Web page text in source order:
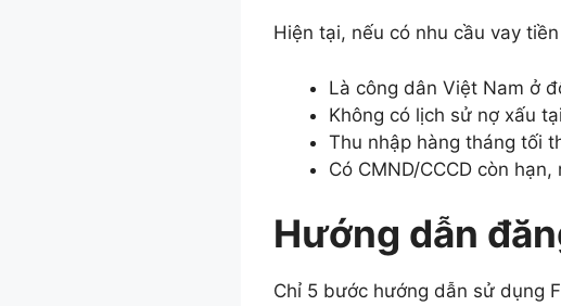
Hiện tại, nếu có nhu cầu vay
Là công dân Việt Nam ở
Không có lịch sử nợ xấu
Thu nhập hàng tháng tối
Có CMND/CCCD còn
Hướng dẫn
Chỉ 5 bước hướng dẫn sử dụng